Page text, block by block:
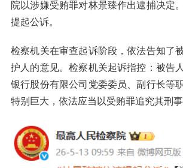
院以涉嫌受贿罪对林景臻作出逮捕决定
提起公诉。
检察机关在审查起诉阶段，依法告知了
护人的意见。检察机关起诉指控：被告
银行股份有限公司党委委员、副行长等
特别巨大，依法应当以受贿罪追究其刑